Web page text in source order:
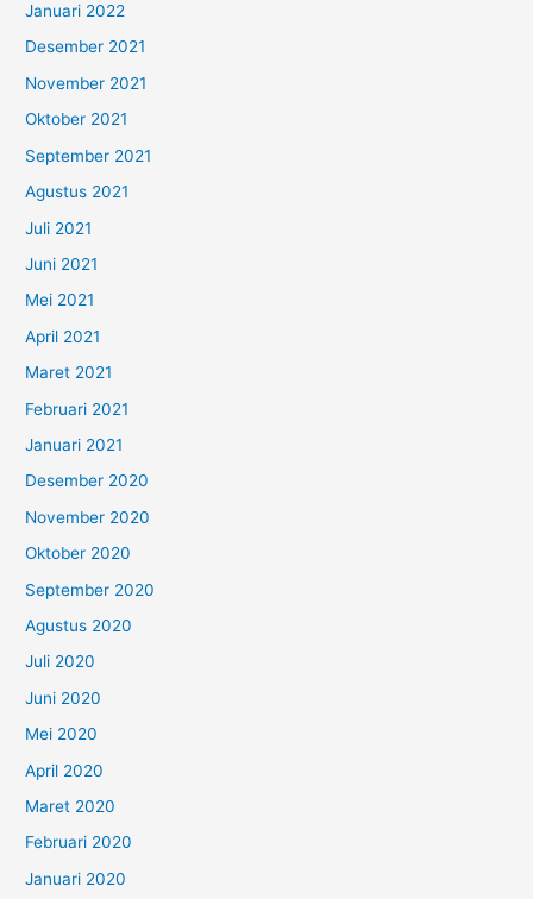
Januari 2022
Desember 2021
November 2021
Oktober 2021
September 2021
Agustus 2021
Juli 2021
Juni 2021
Mei 2021
April 2021
Maret 2021
Februari 2021
Januari 2021
Desember 2020
November 2020
Oktober 2020
September 2020
Agustus 2020
Juli 2020
Juni 2020
Mei 2020
April 2020
Maret 2020
Februari 2020
Januari 2020